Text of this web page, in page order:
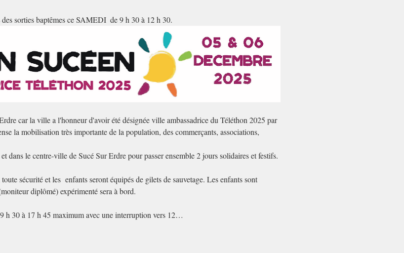
sorties baptêmes ce SAMEDI  de 9 h 30 à 12 h 30.
car la ville a l'honneur d'avoir été désignée ville ambassadrice du Téléthon 2025 par
la mobilisation très importante de la population, des commerçants, associations,
dans le centre-ville de Sucé Sur Erdre pour passer ensemble 2 jours solidaires et festifs.
sécurité et les  enfants seront équipés de gilets de sauvetage. Les enfants sont
diplômé) expérimenté sera à bord.
h 30 à 17 h 45 maximum avec une interruption vers 12…